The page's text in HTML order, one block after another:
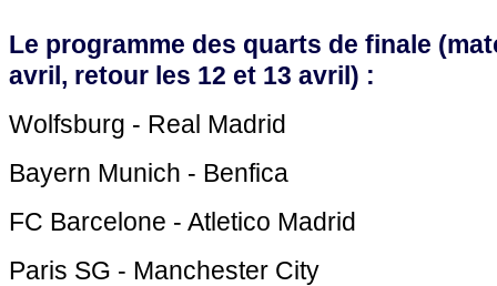
Le programme des quarts de finale
avril, retour les 12 et 13 avril) :
Wolfsburg - Real Madrid
Bayern Munich - Benfica
FC Barcelone - Atletico Madrid
Paris SG - Manchester City